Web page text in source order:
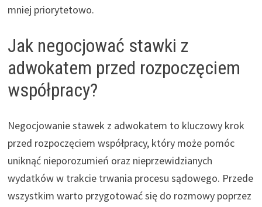
mniej priorytetowo.
Jak negocjować stawki z
adwokatem przed rozpoczęciem
współpracy?
Negocjowanie stawek z adwokatem to kluczowy krok
przed rozpoczęciem współpracy, który może pomóc
uniknąć nieporozumień oraz nieprzewidzianych
wydatków w trakcie trwania procesu sądowego. Przede
wszystkim warto przygotować się do rozmowy poprzez